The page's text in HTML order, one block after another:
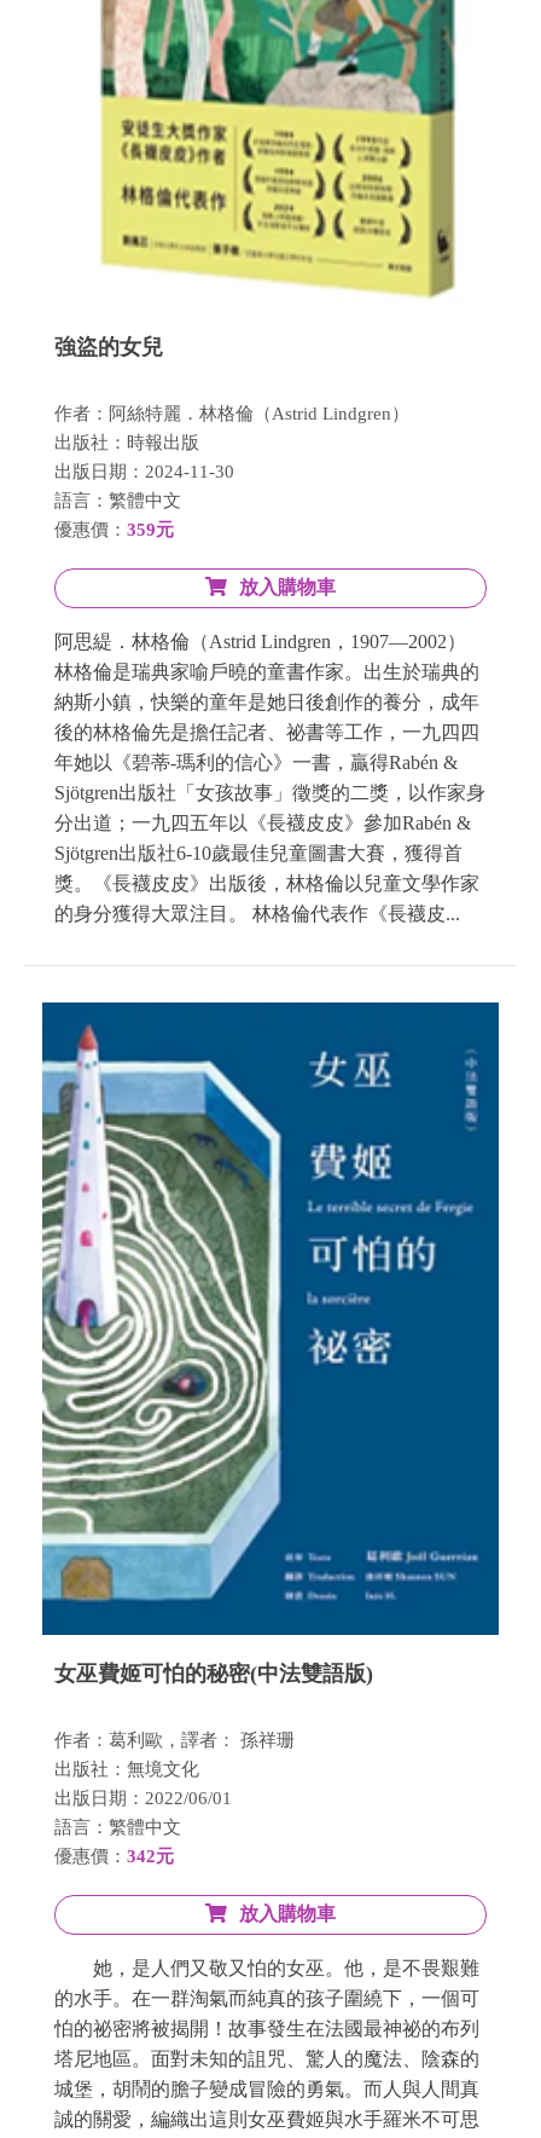
強盜的女兒
作者：阿絲特麗．林格倫（Astrid Lindgren）
出版社：時報出版
出版日期：2024-11-30
語言：繁體中文
優惠價： 359元
放入購物車
阿思緹．林格倫（Astrid Lindgren，1907—2002）
林格倫是瑞典家喻戶曉的童書作家。出生於瑞典的
納斯小鎮，快樂的童年是她日後創作的養分，成年
後的林格倫先是擔任記者、祕書等工作，一九四四
年她以《碧蒂-瑪利的信心》一書，贏得Rabén &
Sjötgren出版社「女孩故事」徵獎的二獎，以作家身
分出道；一九四五年以《長襪皮皮》參加Rabén &
Sjötgren出版社6-10歲最佳兒童圖書大賽，獲得首
獎。《長襪皮皮》出版後，林格倫以兒童文學作家
的身分獲得大眾注目。 林格倫代表作《長襪皮...
女巫費姬可怕的秘密(中法雙語版)
作者：葛利歐，譯者： 孫祥珊
出版社：無境文化
出版日期：2022/06/01
語言：繁體中文
優惠價： 342元
放入購物車
她，是人們又敬又怕的女巫。他，是不畏艱難
的水手。在一群淘氣而純真的孩子圍繞下，一個可
怕的祕密將被揭開！故事發生在法國最神祕的布列
塔尼地區。面對未知的詛咒、驚人的魔法、陰森的
城堡，胡鬧的膽子變成冒險的勇氣。而人與人間真
誠的關愛，編織出這則女巫費姬與水手羅米不可思